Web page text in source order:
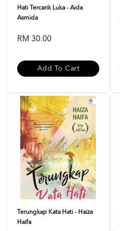
Hati Tercarik Luka - Aida
Asmida
RM 30.00
Add To Cart
Terungkap Kata Hati - Haiza
Haifa